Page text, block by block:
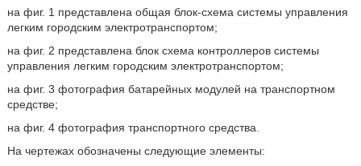
на фиг. 1 представлена общая блок-схема системы управления
легким городским электротранспортом;
на фиг. 2 представлена блок схема контроллеров системы
управления легким городским электротранспортом;
на фиг. 3 фотография батарейных модулей на транспортном
средстве;
на фиг. 4 фотография транспортного средства.
На чертежах обозначены следующие элементы: